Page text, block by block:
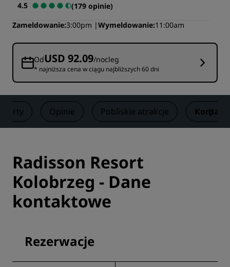
4.5
(179 opinie)
Zameldowanie 3:00pm Wymeldowanie 11:00am
OdUSD 92.09/nocleg
* najniższa cena w ciągu najbliższych 60 dni
Opinie Pobliskie atrakcje Kontakt
Radisson Resort
Kolobrzeg - Dane
kontaktowe
Rezerwacje